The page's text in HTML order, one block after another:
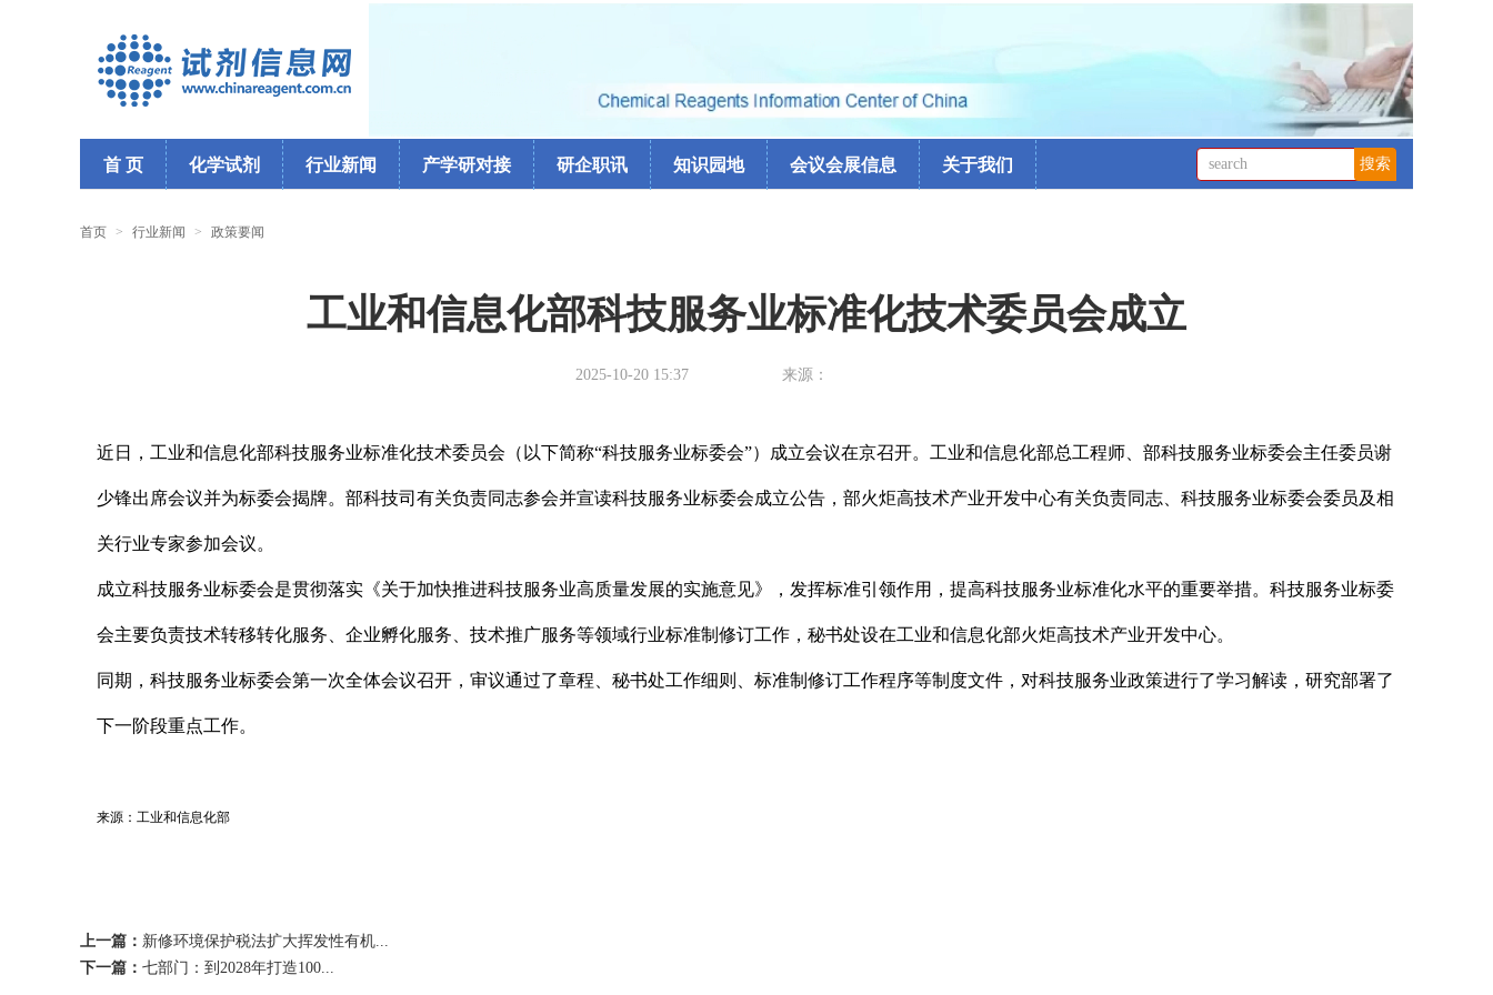
首 页 化学试剂 行业新闻 产学研对接 研企职讯 知识园地 会议会展信息 关于我们
首页 > 行业新闻 > 政策要闻
工业和信息化部科技服务业标准化技术委员会成立
2025-10-20 15:37 来源：
近日，工业和信息化部科技服务业标准化技术委员会（以下简称“科技服务业标委会”）成立会议在京召开。工业和信息化部总工程师、部科技服务业标委会主任委员谢
少锋出席会议并为标委会揭牌。部科技司有关负责同志参会并宣读科技服务业标委会成立公告，部火炬高技术产业开发中心有关负责同志、科技服务业标委会委员及相
关行业专家参加会议。
成立科技服务业标委会是贯彻落实《关于加快推进科技服务业高质量发展的实施意见》，发挥标准引领作用，提高科技服务业标准化水平的重要举措。科技服务业标委
会主要负责技术转移转化服务、企业孵化服务、技术推广服务等领域行业标准制修订工作，秘书处设在工业和信息化部火炬高技术产业开发中心。
同期，科技服务业标委会第一次全体会议召开，审议通过了章程、秘书处工作细则、标准制修订工作程序等制度文件，对科技服务业政策进行了学习解读，研究部署了
下一阶段重点工作。
来源：工业和信息化部
上一篇： 新修环境保护税法扩大挥发性有机...
下一篇： 七部门：到2028年打造100...